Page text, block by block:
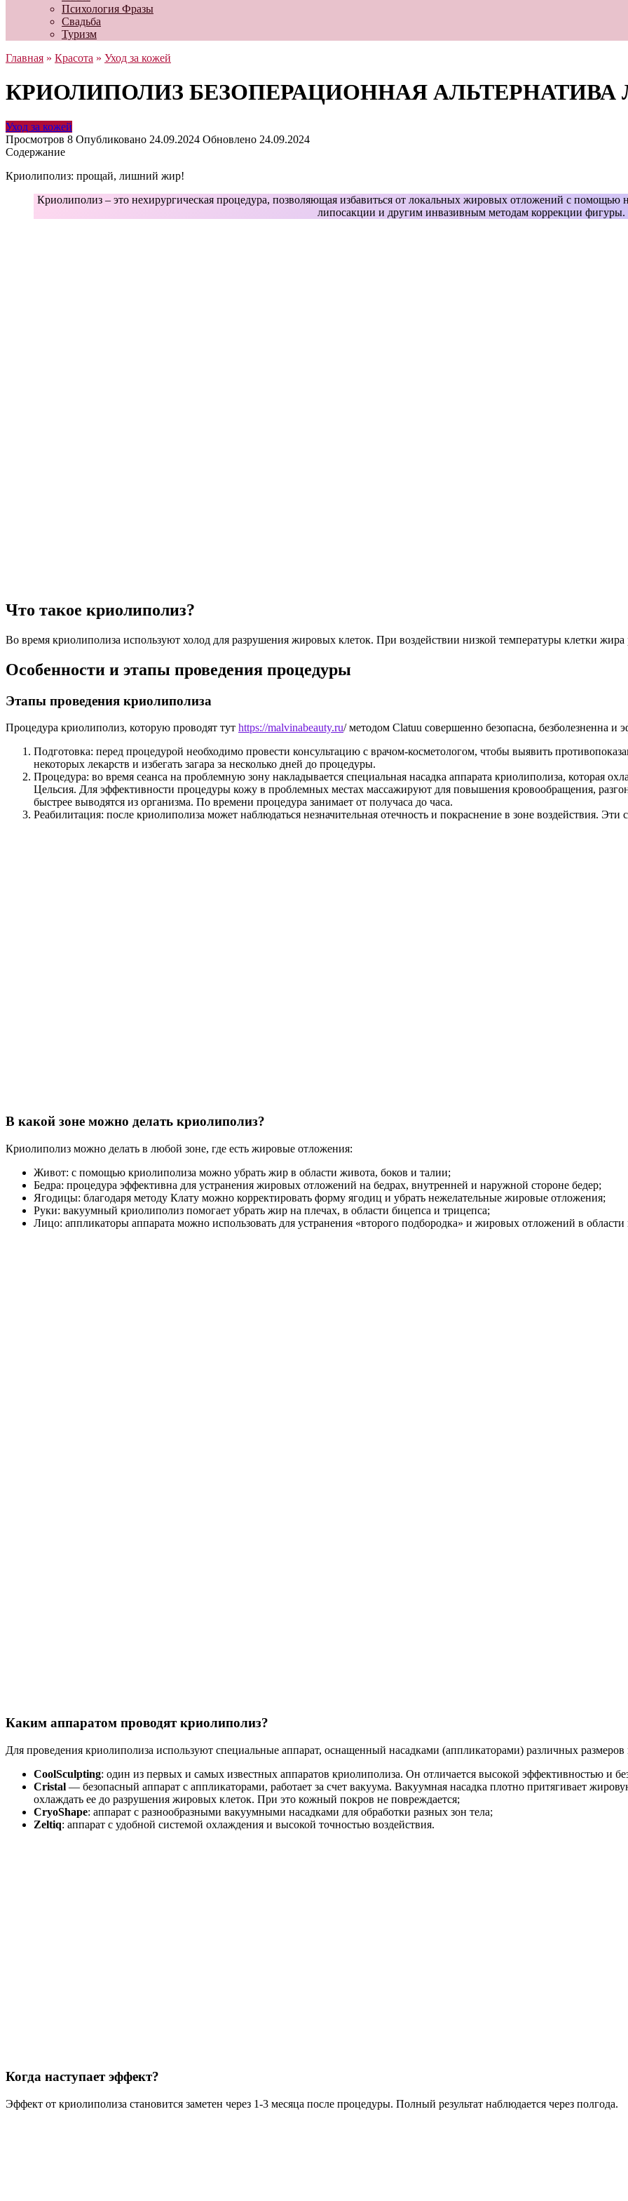
Психология Фразы
Свадьба
Туризм
Главная » Красота » Уход за кожей
КРИОЛИПОЛИЗ БЕЗОПЕРАЦИОННАЯ
Уход за кожей
Просмотров 8 Опубликовано 24.09.2024 Обновлено 24.09.2024
Содержание
Криолиполиз: прощай, лишний жир!
Криолиполиз – это нехирургическая процедура, позволяющая избавиться от локальных жировых отложений с помощью
липосакции и другим инвазивным методам коррекции фигуры.
Что такое криолиполиз?
Во время криолиполиза используют холод для разрушения жировых клеток. При воздействии низкой температуры клетки
Особенности и этапы проведения процедуры
Этапы проведения криолиполиза
Процедура криолиполиз, которую проводят тут https://malvinabeauty.ru/ методом Clatuu совершенно безопасна, безболезненна и
Подготовка: перед процедурой необходимо провести консультацию с врачом-косметологом, чтобы выявить
некоторых лекарств и избегать загара за несколько дней до процедуры.
Процедура: во время сеанса на проблемную зону накладывается специальная насадка аппарата криолиполиза, которая
Цельсия. Для эффективности процедуры кожу в проблемных местах массажируют для повышения кровообращения,
быстрее выводятся из организма. По времени процедура занимает от получаса до часа.
Реабилитация: после криолиполиза может наблюдаться незначительная отечность и покраснение в зоне воздействия.
В какой зоне можно делать криолиполиз?
Криолиполиз можно делать в любой зоне, где есть жировые отложения:
Живот: с помощью криолиполиза можно убрать жир в области живота, боков и талии;
Бедра: процедура эффективна для устранения жировых отложений на бедрах, внутренней и наружной стороне бедер;
Ягодицы: благодаря методу Клату можно корректировать форму ягодиц и убрать нежелательные жировые отложения;
Руки: вакуумный криолиполиз помогает убрать жир на плечах, в области бицепса и трицепса;
Лицо: аппликаторы аппарата можно использовать для устранения «второго подбородка» и жировых отложений в
Каким аппаратом проводят криолиполиз?
Для проведения криолиполиза используют специальные аппарат, оснащенный насадками (аппликаторами) различных
CoolSculpting: один из первых и самых известных аппаратов криолиполиза. Он отличается высокой эффективностью и
Cristal — безопасный аппарат с аппликаторами, работает за счет вакуума. Вакуумная насадка плотно притягивает
охлаждать ее до разрушения жировых клеток. При это кожный покров не повреждается;
CryoShape: аппарат с разнообразными вакуумными насадками для обработки разных зон тела;
Zeltiq: аппарат с удобной системой охлаждения и высокой точностью воздействия.
Когда наступает эффект?
Эффект от криолиполиза становится заметен через 1-3 месяца после процедуры. Полный результат наблюдается через полгода.